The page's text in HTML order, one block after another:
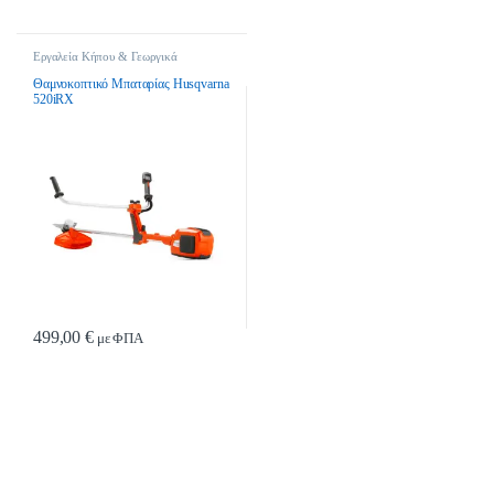
Εργαλεία Κήπου & Γεωργικά
Χορτοκοπτικά - Θαμνοκοπτικά -
Σκαπτικά ,Χορτοκοπτικά Μπαταρίας
Θαμνοκοπτικό Μπαταρίας Husqvarna
520iRX
499,00€με ΦΠΑ